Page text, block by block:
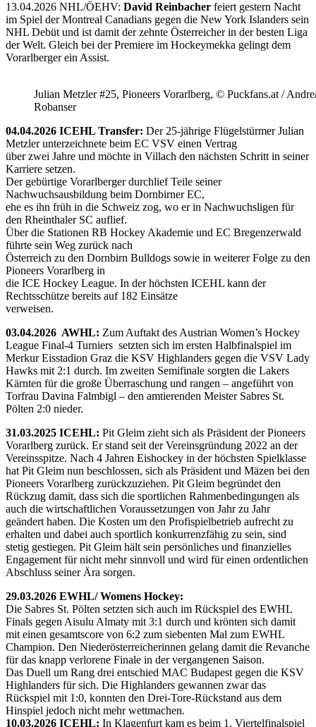
13.04.2026 NHL/ÖEHV: David Reinbacher feiert gestern Nacht
im Spiel der Montreal Canadians gegen die New York Islanders sein
NHL Debüt und ist damit der zehnte Österreicher in der besten Liga
der Welt. Gleich bei der Premiere im Hockeymekka gelingt dem
Vorarlberger ein Assist.
Julian Metzler #25, Pioneers Vorarlberg, © Puckfans.at /
Robanser
04.04.2026 ICEHL Transfer: Der 25-jährige Flügelstürmer Julian
Metzler unterzeichnete beim EC VSV einen Vertrag
über zwei Jahre und möchte in Villach den nächsten Schritt in seiner
Karriere setzen.
Der gebürtige Vorarlberger durchlief Teile seiner
Nachwuchsausbildung beim Dornbirner EC,
ehe es ihn früh in die Schweiz zog, wo er in Nachwuchsligen für
den Rheinthaler SC auflief.
Über die Stationen RB Hockey Akademie und EC Bregenzerwald
führte sein Weg zurück nach
Österreich zu den Dornbirn Bulldogs sowie in weiterer Folge zu den
Pioneers Vorarlberg in
die ICE Hockey League. In der höchsten ICEHL kann der
Rechtsschütze bereits auf 182 Einsätze
verweisen.
03.04.2026 AWHL: Zum Auftakt des Austrian Women’s Hockey
League Final-4 Turniers setzten sich im ersten Halbfinalspiel im
Merkur Eisstadion Graz die KSV Highlanders gegen die VSV Lady
Hawks mit 2:1 durch. Im zweiten Semifinale sorgten die Lakers
Kärnten für die große Überraschung und rangen – angeführt von
Torfrau Davina Falmbigl – den amtierenden Meister Sabres St.
Pölten 2:0 nieder.
31.03.2025 ICEHL: Pit Gleim zieht sich als Präsident der Pioneers
Vorarlberg zurück. Er stand seit der Vereinsgründung 2022 an der
Vereinsspitze. Nach 4 Jahren Eishockey in der höchsten Spielklasse
hat Pit Gleim nun beschlossen, sich als Präsident und Mäzen bei den
Pioneers Vorarlberg zurückzuziehen. Pit Gleim begründet den
Rückzug damit, dass sich die sportlichen Rahmenbedingungen als
auch die wirtschaftlichen Voraussetzungen von Jahr zu Jahr
geändert haben. Die Kosten um den Profispielbetrieb aufrecht zu
erhalten und dabei auch sportlich konkurrenzfähig zu sein, sind
stetig gestiegen. Pit Gleim hält sein persönliches und finanzielles
Engagement für nicht mehr sinnvoll und wird für einen ordentlichen
Abschluss seiner Ära sorgen.
29.03.2026 EWHL/ Womens Hockey:
Die Sabres St. Pölten setzten sich auch im Rückspiel des EWHL
Finals gegen Aisulu Almaty mit 3:1 durch und krönten sich damit
mit einen gesamtscore von 6:2 zum siebenten Mal zum EWHL
Champion. Den Niederösterreicherinnen gelang damit die Revanche
für das knapp verlorene Finale in der vergangenen Saison.
Das Duell um Rang drei entschied MAC Budapest gegen die KSV
Highlanders für sich. Die Highlanders gewannen zwar das
Rückspiel mit 1:0, konnten den Drei-Tore-Rückstand aus dem
Hinspiel jedoch nicht mehr wettmachen.
10.03.2026 ICEHL: In Klagenfurt kam es beim 1. Viertelfinalspiel